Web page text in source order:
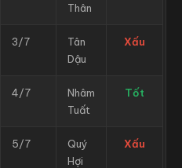
Thân
3/7
Tân
Dậu
Xấu
4/7
Nhâm
Tuất
Tốt
5/7
Quý
Hợi
Xấu